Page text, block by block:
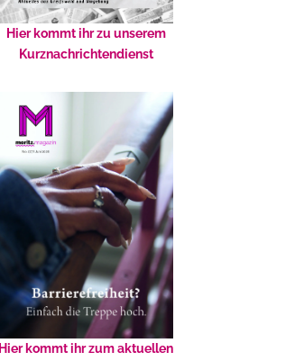
Hier kommt ihr zu unserem
Kurznachrichtendienst
Hier kommt ihr zum aktuellen